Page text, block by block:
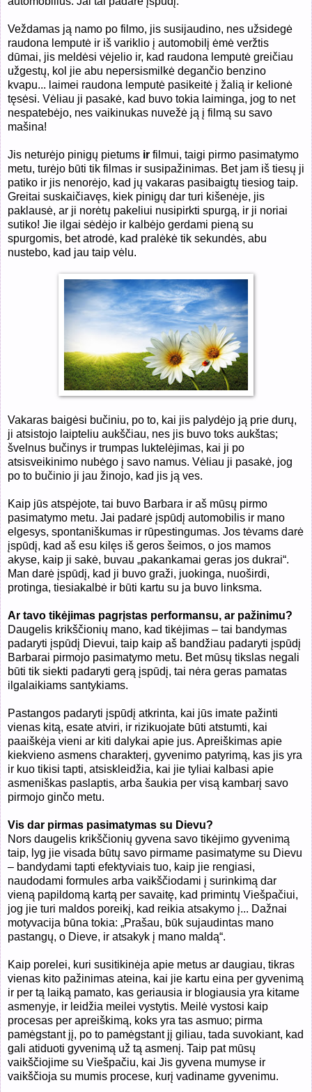
Veždamas ją namo po filmo, jis susijaudino, nes užsidegė
raudona lemputė ir iš variklio į automobilį ėmė veržtis
dūmai, jis meldėsi vėjelio ir, kad raudona lemputė greičiau
užgestų, kol jie abu nepersismilkė degančio benzino
kvapu... laimei raudona lemputė pasikeitė į žalią ir kelionė
tęsėsi. Vėliau ji pasakė, kad buvo tokia laiminga, jog to net
nespatebėjo, nes vaikinukas nuvežė ją į filmą su savo
mašina!
Jis neturėjo pinigų pietums ir filmui, taigi pirmo pasimatymo
metu, turėjo būti tik filmas ir susipažinimas. Bet jam iš tiesų ji
patiko ir jis nenorėjo, kad jų vakaras pasibaigtų tiesiog taip.
Greitai suskaičiavęs, kiek pinigų dar turi kišenėje, jis
paklausė, ar ji norėtų pakeliui nusipirkti spurgą, ir ji noriai
sutiko! Jie ilgai sėdėjo ir kalbėjo gerdami pieną su
spurgomis, bet atrodė, kad pralėkė tik sekundės, abu
nustebo, kad jau taip vėlu.
Vakaras baigėsi bučiniu, po to, kai jis palydėjo ją prie durų,
ji atsistojo laipteliu aukščiau, nes jis buvo toks aukštas;
švelnus bučinys ir trumpas luktelėjimas, kai ji po
atsisveikinimo nubėgo į savo namus. Vėliau ji pasakė, jog
po to bučinio ji jau žinojo, kad jis ją ves.
Kaip jūs atspėjote, tai buvo Barbara ir aš mūsų pirmo
pasimatymo metu. Jai padarė įspūdį automobilis ir mano
elgesys, spontaniškumas ir rūpestingumas. Jos tėvams darė
įspūdį, kad aš esu kilęs iš geros šeimos, o jos mamos
akyse, kaip ji sakė, buvau „pakankamai geras jos dukrai“.
Man darė įspūdį, kad ji buvo graži, juokinga, nuoširdi,
protinga, tiesiakalbė ir būti kartu su ja buvo linksma.
Ar tavo tikėjimas pagrįstas performansu, ar pažinimu?
Daugelis krikščionių mano, kad tikėjimas – tai bandymas
padaryti įspūdį Dievui, taip kaip aš bandžiau padaryti įspūdį
Barbarai pirmojo pasimatymo metu. Bet mūsų tikslas negali
būti tik siekti padaryti gerą įspūdį, tai nėra geras pamatas
ilgalaikiams santykiams.
Pastangos padaryti įspūdį atkrinta, kai jūs imate pažinti
vienas kitą, esate atviri, ir rizikuojate būti atstumti, kai
paaiškėja vieni ar kiti dalykai apie jus. Apreiškimas apie
kiekvieno asmens charakterį, gyvenimo patyrimą, kas jis yra
ir kuo tikisi tapti, atsiskleidžia, kai jie tyliai kalbasi apie
asmeniškas paslaptis, arba šaukia per visą kambarį savo
pirmojo ginčo metu.
Vis dar pirmas pasimatymas su Dievu?
Nors daugelis krikščionių gyvena savo tikėjimo gyvenimą
taip, lyg jie visada būtų savo pirmame pasimatyme su Dievu
– bandydami tapti efektyviais tuo, kaip jie rengiasi,
naudodami formules arba vaikščiodami į surinkimą dar
vieną papildomą kartą per savaitę, kad primintų Viešpačiui,
jog jie turi maldos poreikį, kad reikia atsakymo į... Dažnai
motyvacija būna tokia: „Prašau, būk sujaudintas mano
pastangų, o Dieve, ir atsakyk į mano maldą“.
Kaip porelei, kuri susitikinėja apie metus ar daugiau, tikras
vienas kito pažinimas ateina, kai jie kartu eina per gyvenimą
ir per tą laiką pamato, kas geriausia ir blogiausia yra kitame
asmenyje, ir leidžia meilei vystytis. Meilė vystosi kaip
procesas per apreiškimą, koks yra tas asmuo; pirma
pamėgstant jį, po to pamėgstant jį giliau, tada suvokiant, kad
gali atiduoti gyvenimą už tą asmenį. Taip pat mūsų
vaikščiojime su Viešpačiu, kai Jis gyvena mumyse ir
vaikščioja su mumis procese, kurį vadiname gyvenimu.